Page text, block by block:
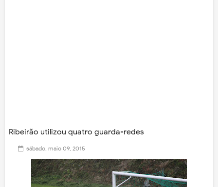
Ribeirão utilizou quatro guarda-redes
sábado, maio 09, 2015